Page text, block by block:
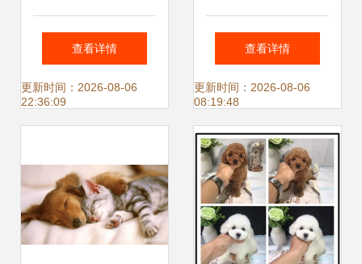
宠物用品厂 专业宠
物牵引绳与宠物服
查看详情
更新时间：2026-08-06
22:36:09
一个被忽视的市场
与一场不容错过的
顶级盛会
查看详情
更新时间：2026-08-06
08:19:48